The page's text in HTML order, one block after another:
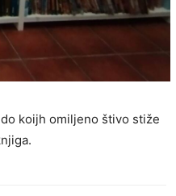
koijh omiljeno štivo stiže